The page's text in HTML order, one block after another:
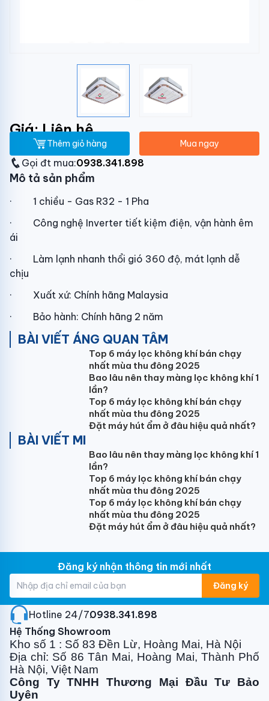
Giá: Liên hệ
Thêm giỏ hàng Mua ngay
Gọi đt mua:0938.341.898
Mô tả sản phẩm
· 1 chiều - Gas R32 - 1 Pha
· Công nghệ Inverter tiết kiệm điện, vận hành êm
ái
· Làm lạnh nhanh thổi gió 360 độ, mát lạnh dễ
chịu
· Xuất xứ: Chính hãng Malaysia
· Bảo hành: Chính hãng 2 năm
BÀI VIẾT ÁNG QUAN TÂM
Top 6 máy lọc không khí bán chạy
nhất mùa thu đông 2025
Bao lâu nên thay màng lọc không khí 1
lần?
Top 6 máy lọc không khí bán chạy
nhất mùa thu đông 2025
Đặt máy hút ẩm ở đâu hiệu quả nhất?
BÀI VIẾT MI
Bao lâu nên thay màng lọc không khí 1
lần?
Top 6 máy lọc không khí bán chạy
nhất mùa thu đông 2025
Top 6 máy lọc không khí bán chạy
nhất mùa thu đông 2025
Đặt máy hút ẩm ở đâu hiệu quả nhất?
Đăng ký nhận thông tin mới nhất
Đăng ký
Hotline 24/7:0938.341.898
Hệ Thống Showroom
Kho số 1 : Số 83 Đền Lừ, Hoàng Mai, Hà Nội
Địa chỉ: Số 86 Tân Mai, Hoàng Mai, Thành Phố
Hà Nội, Việt Nam
Công Ty TNHH Thương Mại Đầu Tư Bảo
Uyên